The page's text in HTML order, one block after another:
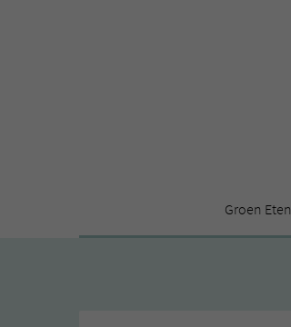
Groen Eten